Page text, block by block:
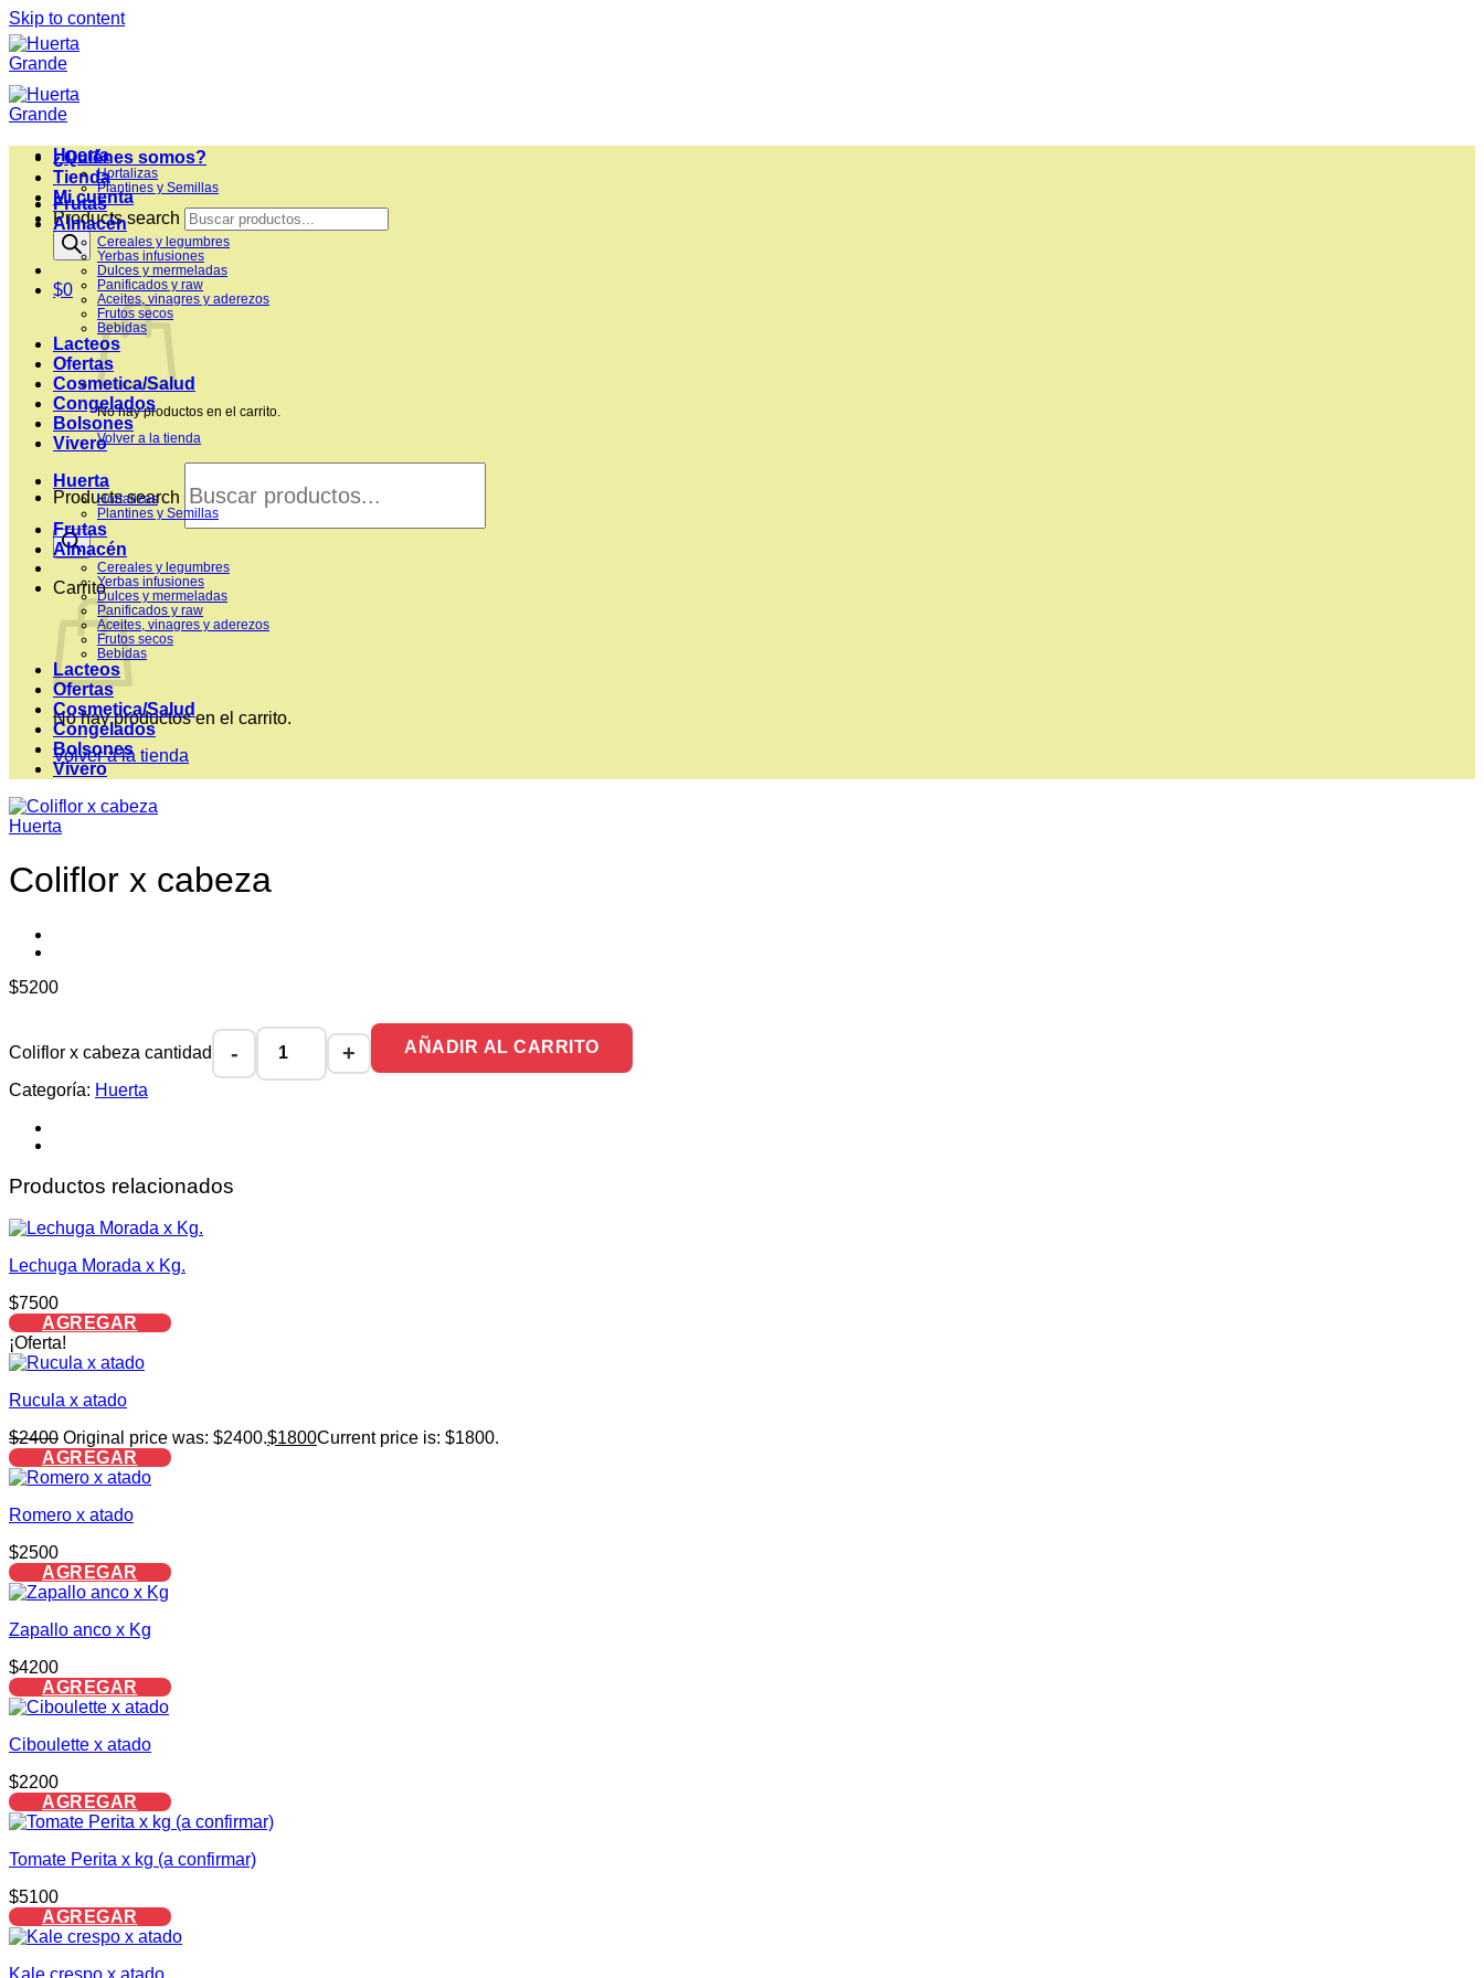
Skip to content
¿Quiénes somos?
Tienda
Mi cuenta
Products search
$0
No hay productos en el carrito.
Volver a la tienda
Products search
Carrito
No hay productos en el carrito.
Volver a la tienda
Huerta
Hortalizas
Plantines y Semillas
Frutas
Almacén
Cereales y legumbres
Yerbas infusiones
Dulces y mermeladas
Panificados y raw
Aceites, vinagres y aderezos
Frutos secos
Bebidas
Lacteos
Ofertas
Cosmetica/Salud
Congelados
Bolsones
Vivero
Huerta
Hortalizas
Plantines y Semillas
Frutas
Almacén
Cereales y legumbres
Yerbas infusiones
Dulces y mermeladas
Panificados y raw
Aceites, vinagres y aderezos
Frutos secos
Bebidas
Lacteos
Ofertas
Cosmetica/Salud
Congelados
Bolsones
Vivero
Huerta
Coliflor x cabeza
$5200
Coliflor x cabeza cantidad AÑADIR AL CARRITO
Categoría: Huerta
Productos relacionados
Lechuga Morada x Kg.
$7500
AGREGAR
¡Oferta!
Rucula x atado
$2400 Original price was: $2400.$1800Current price is: $1800.
AGREGAR
Romero x atado
$2500
AGREGAR
Zapallo anco x Kg
$4200
AGREGAR
Ciboulette x atado
$2200
AGREGAR
Tomate Perita x kg (a confirmar)
$5100
AGREGAR